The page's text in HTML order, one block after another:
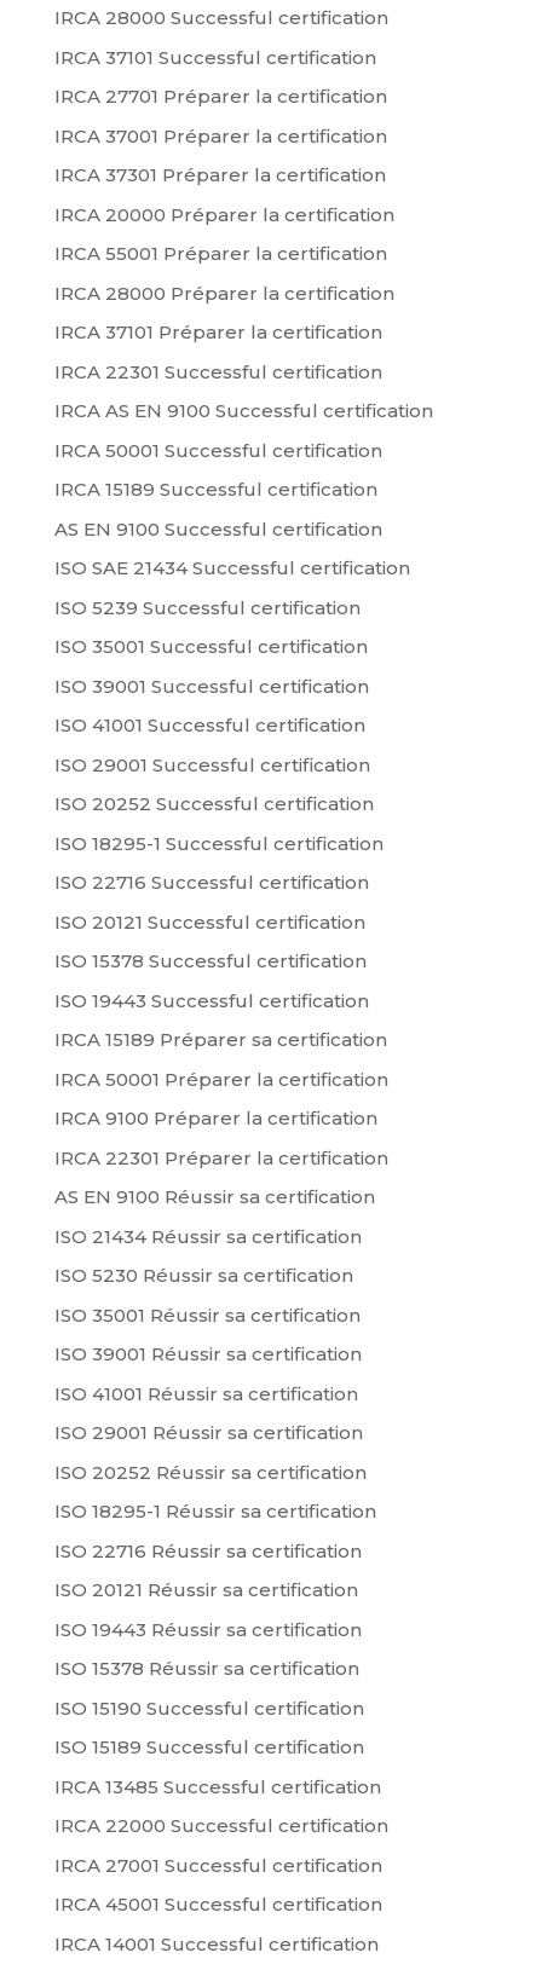
IRCA 28000 Successful certification
IRCA 37101 Successful certification
IRCA 27701 Préparer la certification
IRCA 37001 Préparer la certification
IRCA 37301 Préparer la certification
IRCA 20000 Préparer la certification
IRCA 55001 Préparer la certification
IRCA 28000 Préparer la certification
IRCA 37101 Préparer la certification
IRCA 22301 Successful certification
IRCA AS EN 9100 Successful certification
IRCA 50001 Successful certification
IRCA 15189 Successful certification
AS EN 9100 Successful certification
ISO SAE 21434 Successful certification
ISO 5239 Successful certification
ISO 35001 Successful certification
ISO 39001 Successful certification
ISO 41001 Successful certification
ISO 29001 Successful certification
ISO 20252 Successful certification
ISO 18295-1 Successful certification
ISO 22716 Successful certification
ISO 20121 Successful certification
ISO 15378 Successful certification
ISO 19443 Successful certification
IRCA 15189 Préparer sa certification
IRCA 50001 Préparer la certification
IRCA 9100 Préparer la certification
IRCA 22301 Préparer la certification
AS EN 9100 Réussir sa certification
ISO 21434 Réussir sa certification
ISO 5230 Réussir sa certification
ISO 35001 Réussir sa certification
ISO 39001 Réussir sa certification
ISO 41001 Réussir sa certification
ISO 29001 Réussir sa certification
ISO 20252 Réussir sa certification
ISO 18295-1 Réussir sa certification
ISO 22716 Réussir sa certification
ISO 20121 Réussir sa certification
ISO 19443 Réussir sa certification
ISO 15378 Réussir sa certification
ISO 15190 Successful certification
ISO 15189 Successful certification
IRCA 13485 Successful certification
IRCA 22000 Successful certification
IRCA 27001 Successful certification
IRCA 45001 Successful certification
IRCA 14001 Successful certification